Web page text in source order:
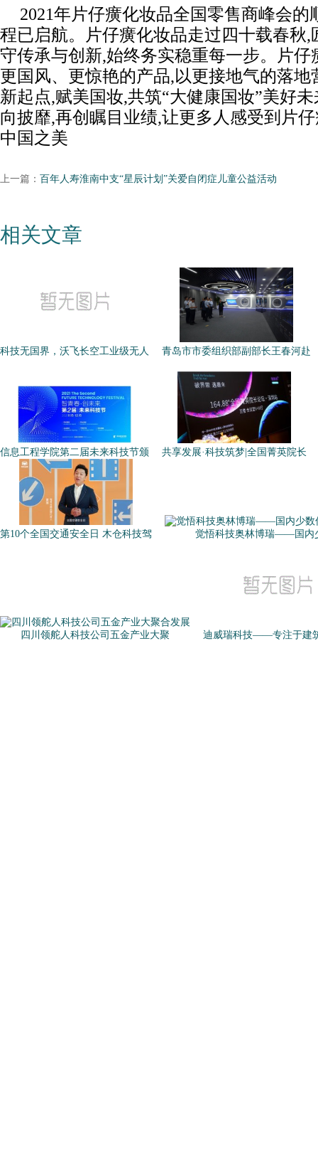
2021年片仔癀化妆品全国零售商峰会
程已启航。片仔癀化妆品走过四十载春秋
守传承与创新,始终务实稳重每一步。片
更国风、更惊艳的产品,以更接地气的落
新起点,赋美国妆,共筑“大健康国妆”美好
向披靡,再创瞩目业绩,让更多人感受到片
中国之美
上一篇： 百年人寿淮南中支“星辰计划”关爱自闭症儿童公益活动
相关文章
科技无国界，沃飞长空工业级无人 青岛市市委组织部副部长王春河赴
信息工程学院第二届未来科技节颁 共享发展·科技筑梦|全国菁英院长
第10个全国交通安全日 木仓科技驾 觉悟科技奥林博瑞——国内
四川领舵人科技公司五金产业大聚 迪威瑞科技——专注于建